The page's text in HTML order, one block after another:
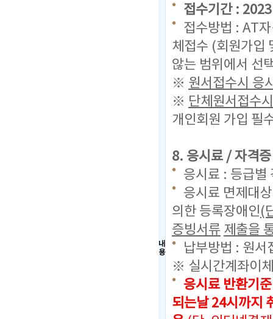
내
용
접수기간 :
접수방법 : AT
체접수 (회원가입
않는 범위에서 선
※ 원서접수시 응
※ 단체원서접수
개인회원 가입 필
8. 응시료 / 자격
응시료 : 등급
응시료 면제대
의한 등록장애인(
증빙서류 제출을
납부방법 : 원서
※ 실시간계좌이
응시료 반환기
되는날 24시까지